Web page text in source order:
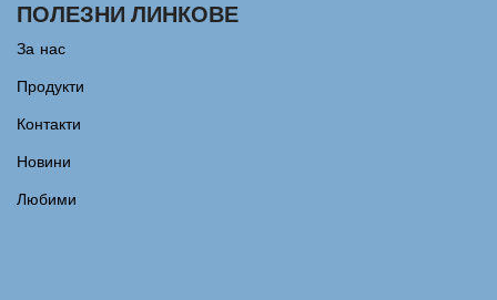
ПОЛЕЗНИ ЛИНКОВЕ
За нас
Продукти
Контакти
Новини
Любими